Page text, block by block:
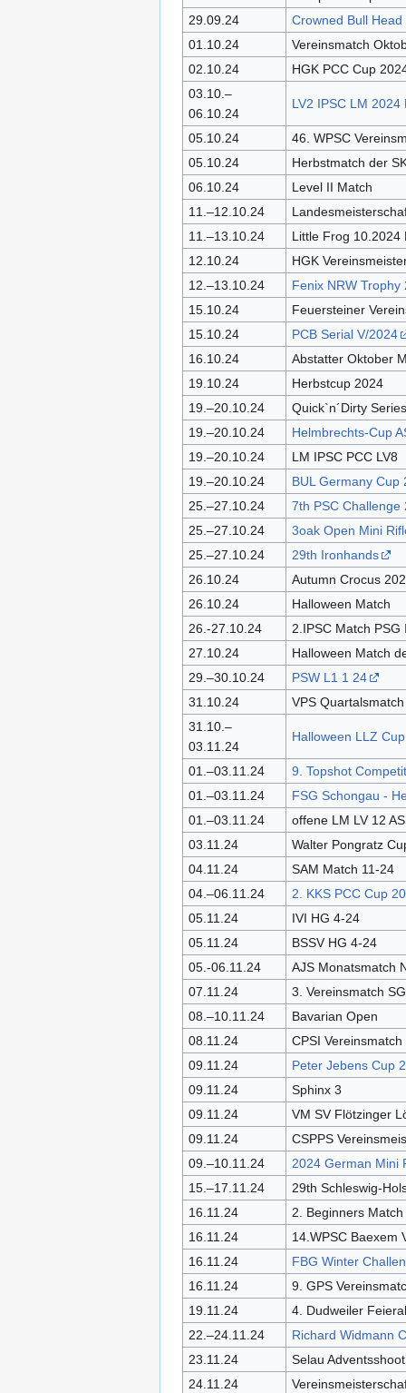
29.09.24
Crowned Bull
01.10.24
Vereinsmatch
02.10.24
HGK PCC Cup
03.10.–
06.10.24
LV2 IPSC LM 2024
05.10.24
46. WPSC
05.10.24
Herbstmatch der
06.10.24
Level II Match
11.–12.10.24
11.–13.10.24
Little Frog 10.2024
12.10.24
HGK
12.–13.10.24
Fenix NRW Trophy
15.10.24
Feuersteiner
15.10.24
PCB Serial V/2024
16.10.24
Abstatter Oktober
19.10.24
Herbstcup 2024
19.–20.10.24
Quick`n´Dirty
19.–20.10.24
Helmbrechts-Cup
19.–20.10.24
LM IPSC PCC LV8
19.–20.10.24
BUL Germany Cup
25.–27.10.24
7th PSC Challenge
25.–27.10.24
3oak Open Mini
25.–27.10.24
29th Ironhands
26.10.24
Autumn Crocus
26.10.24
Halloween Match
26.-27.10.24
2.IPSC Match
27.10.24
Halloween Match
29.–30.10.24
PSW L1 1 24
31.10.24
VPS
31.10.–
03.11.24
Halloween LLZ
01.–03.11.24
9. Topshot
01.–03.11.24
FSG Schongau -
01.–03.11.24
offene LM LV 12
03.11.24
Walter Pongratz
04.11.24
SAM Match 11-24
04.–06.11.24
2. KKS PCC Cup
05.11.24
IVI HG 4-24
05.11.24
BSSV HG 4-24
05.-06.11.24
AJS Monatsmatch
07.11.24
3. Vereinsmatch
08.–10.11.24
Bavarian Open
08.11.24
CPSI Vereinsmatch
09.11.24
Peter Jebens Cup
09.11.24
Sphinx 3
09.11.24
VM SV Flötzinger
09.11.24
CSPPS
09.–10.11.24
2024 German Mini
15.–17.11.24
29th Schleswig-
16.11.24
2. Beginners Match
16.11.24
14.WPSC Baexem
16.11.24
FBG Winter
16.11.24
9. GPS
19.11.24
4. Dudweiler
22.–24.11.24
Richard Widmann
23.11.24
Selau
24.11.24